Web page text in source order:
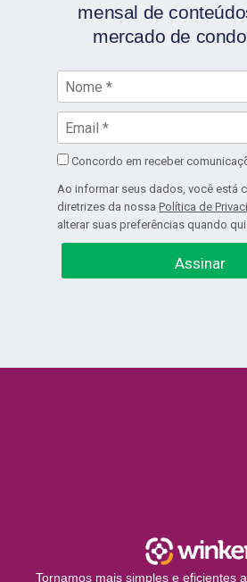
mensal de
mercado de
Concordo em receber
Ao informar seus dados, você está
diretrizes da nossaPolítica de
alterar suas preferências quando
Assinar
Tornamos mais simples e eficientes